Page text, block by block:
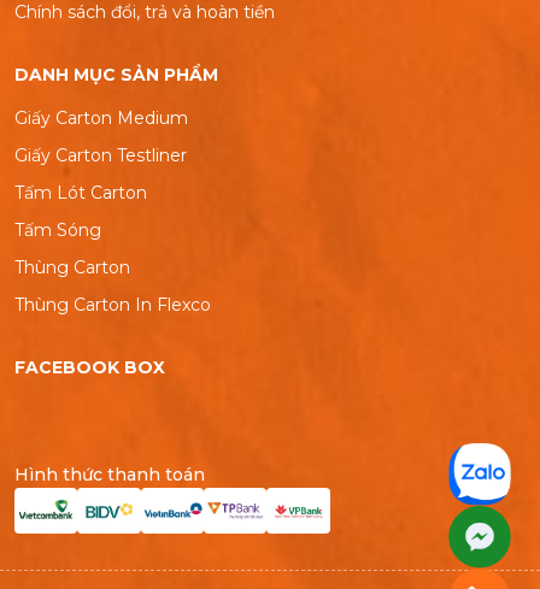
Chính sách đổi, trả và hoàn tiền
DANH MỤC SẢN PHẨM
Giấy Carton Medium
Giấy Carton Testliner
Tấm Lót Carton
Tấm Sóng
Thùng Carton
Thùng Carton In Flexco
FACEBOOK BOX
Hình thức thanh toán